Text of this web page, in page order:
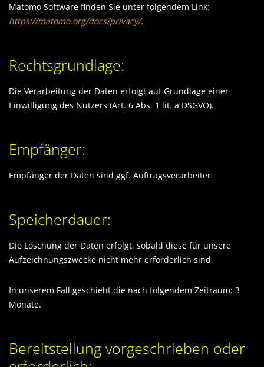
Matomo Software finden Sie unter folgendem Link:
https://matomo.org/docs/privacy/.
Rechtsgrundlage:
Die Verarbeitung der Daten erfolgt auf Grundlage einer
Einwilligung des Nutzers (Art. 6 Abs. 1 lit. a DSGVO).
Empfänger:
Empfänger der Daten sind ggf. Auftragsverarbeiter.
Speicherdauer:
Die Löschung der Daten erfolgt, sobald diese für unsere
Aufzeichnungszwecke nicht mehr erforderlich sind.
In unserem Fall geschieht die nach folgendem Zeitraum: 3
Monate.
Bereitstellung vorgeschrieben oder